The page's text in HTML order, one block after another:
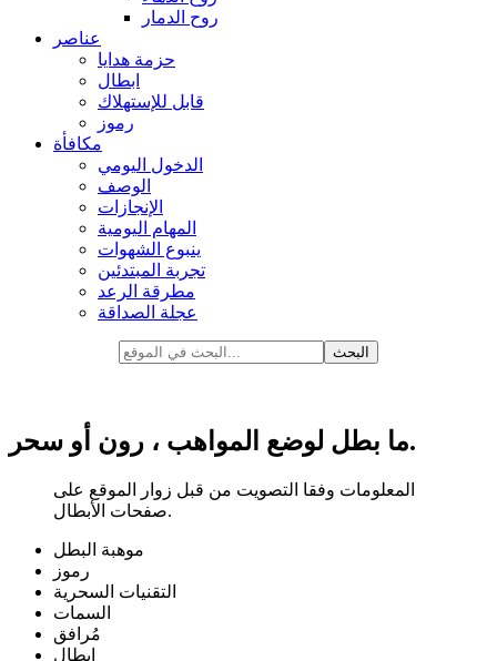
روح الدمار
عناصر
حزمة هدايا
ابطال
قابل للإستهلاك
رموز
مكافأة
الدخول اليومي
الوصف
الإنجازات
المهام اليومية
ينبوع الشهوات
تجربة المبتدئين
مطرقة الرعد
عجلة الصداقة
ما بطل لوضع المواهب ، رون أو سحر.
المعلومات وفقا التصويت من قبل زوار الموقع على
صفحات الأبطال.
موهبة البطل
رموز
التقنيات السحرية
السمات
مُرافق
ابطال